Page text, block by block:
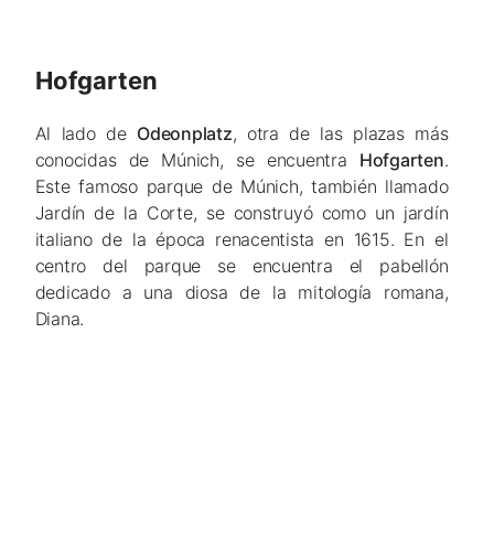
Hofgarten
Al lado de Odeonplatz, otra de las plazas más
conocidas de Múnich, se encuentra Hofgarten.
Este famoso parque de Múnich, también llamado
Jardín de la Corte, se construyó como un jardín
italiano de la época renacentista en 1615. En el
centro del parque se encuentra el pabellón
dedicado a una diosa de la mitología romana,
Diana.